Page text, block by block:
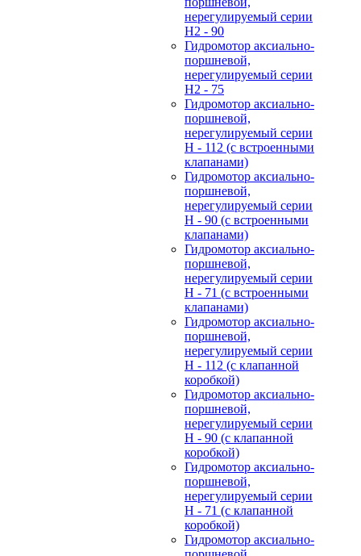
нерегулируемый cерии
H2 - 90
Гидромотор аксиально-
поршневой,
нерегулируемый cерии
H2 - 75
Гидромотор аксиально-
поршневой,
нерегулируемый cерии
H - 112 (с встроенными
клапанами)
Гидромотор аксиально-
поршневой,
нерегулируемый cерии
H - 90 (с встроенными
клапанами)
Гидромотор аксиально-
поршневой,
нерегулируемый cерии
H - 71 (с встроенными
клапанами)
Гидромотор аксиально-
поршневой,
нерегулируемый cерии
H - 112 (с клапанной
коробкой)
Гидромотор аксиально-
поршневой,
нерегулируемый cерии
H - 90 (с клапанной
коробкой)
Гидромотор аксиально-
поршневой,
нерегулируемый cерии
H - 71 (с клапанной
коробкой)
Гидромотор аксиально-